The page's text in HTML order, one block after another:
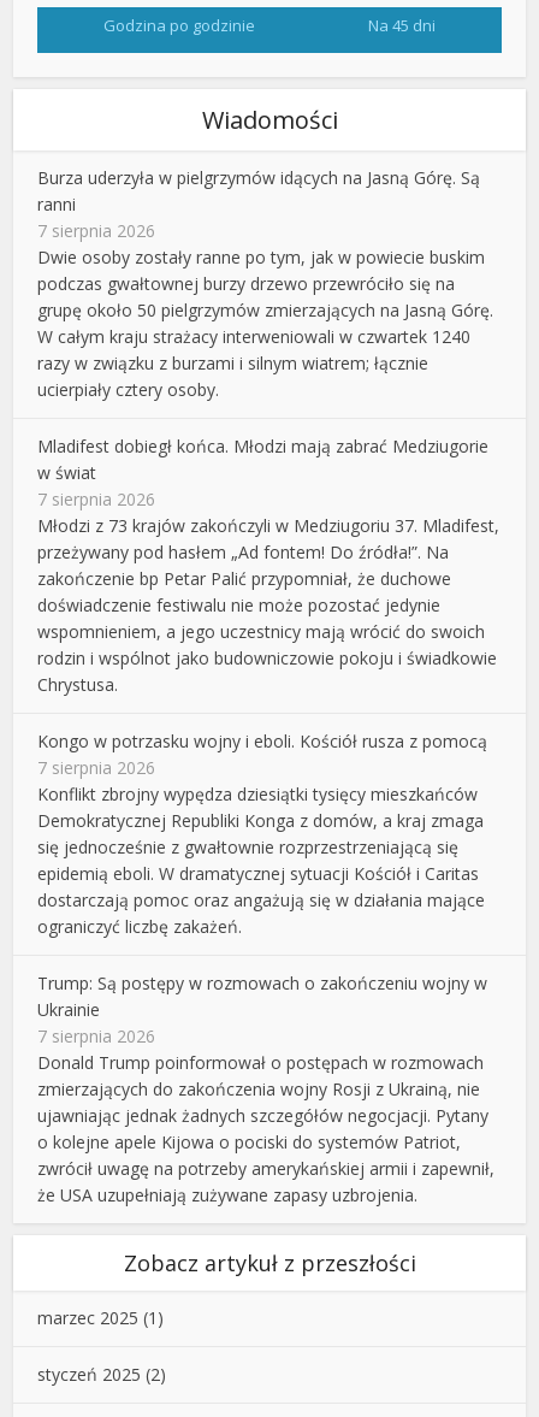
Godzina po godzinie Na 45 dni
Wiadomości
Burza uderzyła w pielgrzymów idących na Jasną Górę. Są
ranni
7 sierpnia 2026
Dwie osoby zostały ranne po tym, jak w powiecie buskim
podczas gwałtownej burzy drzewo przewróciło się na
grupę około 50 pielgrzymów zmierzających na Jasną Górę.
W całym kraju strażacy interweniowali w czwartek 1240
razy w związku z burzami i silnym wiatrem; łącznie
ucierpiały cztery osoby.
Mladifest dobiegł końca. Młodzi mają zabrać Medziugorie
w świat
7 sierpnia 2026
Młodzi z 73 krajów zakończyli w Medziugoriu 37. Mladifest,
przeżywany pod hasłem „Ad fontem! Do źródła!”. Na
zakończenie bp Petar Palić przypomniał, że duchowe
doświadczenie festiwalu nie może pozostać jedynie
wspomnieniem, a jego uczestnicy mają wrócić do swoich
rodzin i wspólnot jako budowniczowie pokoju i świadkowie
Chrystusa.
Kongo w potrzasku wojny i eboli. Kościół rusza z pomocą
7 sierpnia 2026
Konflikt zbrojny wypędza dziesiątki tysięcy mieszkańców
Demokratycznej Republiki Konga z domów, a kraj zmaga
się jednocześnie z gwałtownie rozprzestrzeniającą się
epidemią eboli. W dramatycznej sytuacji Kościół i Caritas
dostarczają pomoc oraz angażują się w działania mające
ograniczyć liczbę zakażeń.
Trump: Są postępy w rozmowach o zakończeniu wojny w
Ukrainie
7 sierpnia 2026
Donald Trump poinformował o postępach w rozmowach
zmierzających do zakończenia wojny Rosji z Ukrainą, nie
ujawniając jednak żadnych szczegółów negocjacji. Pytany
o kolejne apele Kijowa o pociski do systemów Patriot,
zwrócił uwagę na potrzeby amerykańskiej armii i zapewnił,
że USA uzupełniają zużywane zapasy uzbrojenia.
Zobacz artykuł z przeszłości
marzec 2025 (1)
styczeń 2025 (2)